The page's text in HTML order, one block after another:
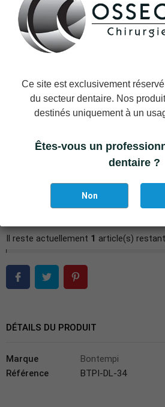
DL-34 Elévateur APEXO, droit
DL-35 Elévateur APEXO, courbe
DL-37 Elévateur APEXO, dentelé,
Ajouter à la liste des favoris
Il reste actuellement 1 article(s)
DÉTAILS DU PRODUIT
Marque
Bontempi
Référence
BTPI-DL-34
Ce site est exclusivement
du secteur dentaire. Nos
destinés uniquement à un
Êtes-vous un
dentaire ?
Non